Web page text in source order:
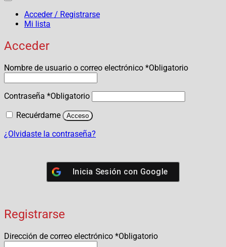
Acceder / Registrarse
Mi lista
Acceder
Nombre de usuario o correo electrónico *Obligatorio
Contraseña *Obligatorio
Recuérdame
Acceso
¿Olvidaste la contraseña?
Inicia Sesión con Google
Registrarse
Dirección de correo electrónico *Obligatorio